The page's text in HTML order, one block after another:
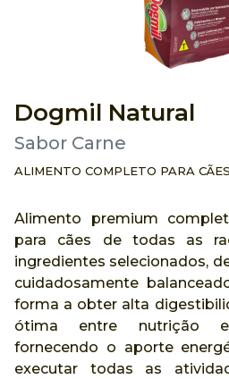
Dogmil Natural
Sabor Carne
ALIMENTO COMPLETO PARA
Alimento premium
para cães de todas as
ingredientes selecionados,
cuidadosamente
forma a obter alta
ótima entre nutrição
fornecendo o aporte
executar todas as